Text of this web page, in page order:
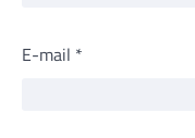
E-mail *